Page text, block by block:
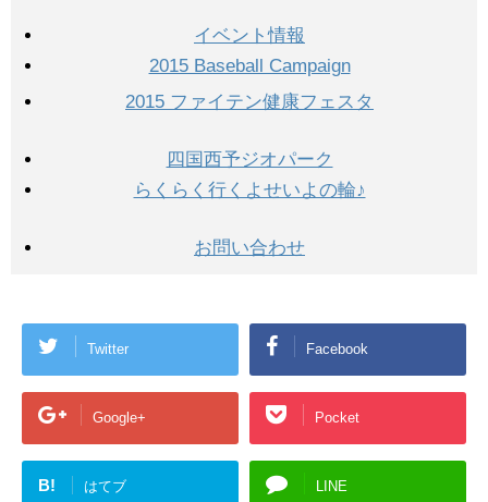
イベント情報
2015 Baseball Campaign
2015 ファイテン健康フェスタ
四国西予ジオパーク
らくらく行くよせいよの輪♪
お問い合わせ
Twitter Facebook
Google+ Pocket
B! はてブ LINE